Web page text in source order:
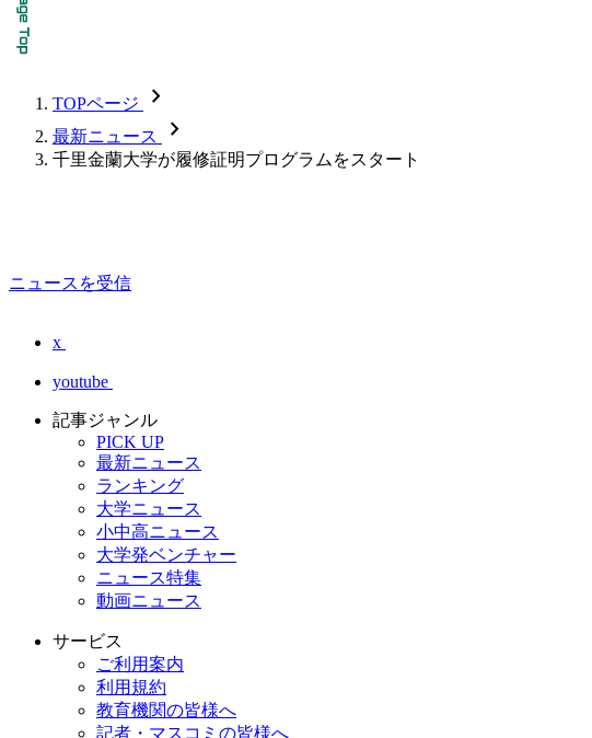
TOPページ chevron_forward
最新ニュース chevron_forward
千里金蘭大学が履修証明プログラムをスタート
ニュースを受信
x
youtube
記事ジャンル
PICK UP
最新ニュース
ランキング
大学ニュース
小中高ニュース
大学発ベンチャー
ニュース特集
動画ニュース
サービス
ご利用案内
利用規約
教育機関の皆様へ
記者・マスコミの皆様へ